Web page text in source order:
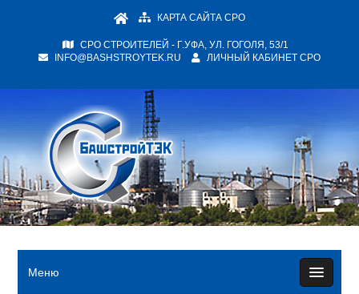
КАРТА САЙТА СРО
СРО СТРОИТЕЛЕЙ - Г.УФА, УЛ. ГОГОЛЯ, 53/1
INFO@BASHSTROYTEK.RU
ЛИЧНЫЙ КАБИНЕТ СРО
Меню